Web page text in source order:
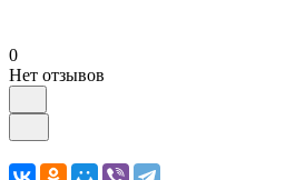
0
Нет отзывов